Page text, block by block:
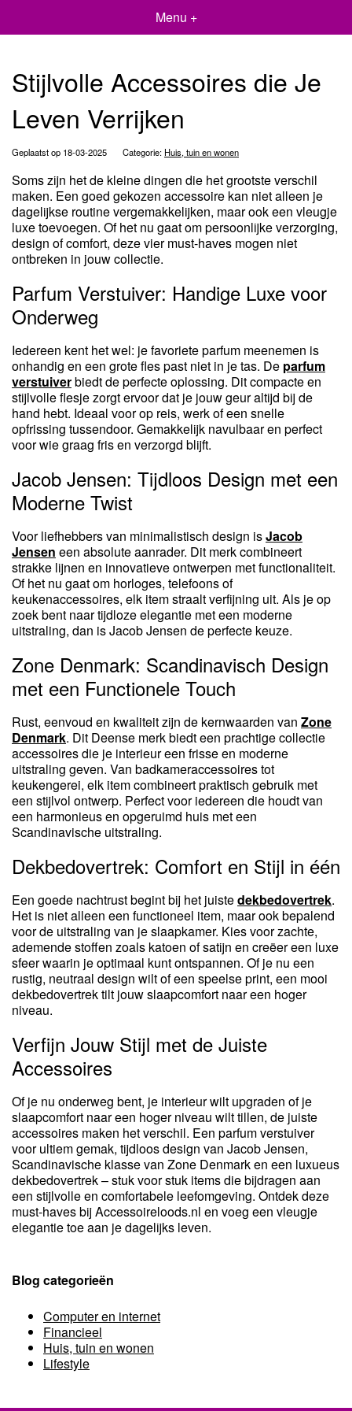
Menu +
Stijlvolle Accessoires die Je
Leven Verrijken
Geplaatst op 18-03-2025 Categorie: Huis, tuin en wonen
Soms zijn het de kleine dingen die het grootste verschil
maken. Een goed gekozen accessoire kan niet alleen je
dagelijkse routine vergemakkelijken, maar ook een vleugje
luxe toevoegen. Of het nu gaat om persoonlijke verzorging,
design of comfort, deze vier must-haves mogen niet
ontbreken in jouw collectie.
Parfum Verstuiver: Handige Luxe voor
Onderweg
Iedereen kent het wel: je favoriete parfum meenemen is
onhandig en een grote fles past niet in je tas. De parfum
verstuiverbiedt de perfecte oplossing. Dit compacte en
stijlvolle flesje zorgt ervoor dat je jouw geur altijd bij de
hand hebt. Ideaal voor op reis, werk of een snelle
opfrissing tussendoor. Gemakkelijk navulbaar en perfect
voor wie graag fris en verzorgd blijft.
Jacob Jensen: Tijdloos Design met een
Moderne Twist
Voor liefhebbers van minimalistisch design isJacob
Jensen een absolute aanrader. Dit merk combineert
strakke lijnen en innovatieve ontwerpen met functionaliteit.
Of het nu gaat om horloges, telefoons of
keukenaccessoires, elk item straalt verfijning uit. Als je op
zoek bent naar tijdloze elegantie met een moderne
uitstraling, dan is Jacob Jensen de perfecte keuze.
Zone Denmark: Scandinavisch Design
met een Functionele Touch
Rust, eenvoud en kwaliteit zijn de kernwaarden van Zone
Denmark. Dit Deense merk biedt een prachtige collectie
accessoires die je interieur een frisse en moderne
uitstraling geven. Van badkameraccessoires tot
keukengerei, elk item combineert praktisch gebruik met
een stijlvol ontwerp. Perfect voor iedereen die houdt van
een harmonieus en opgeruimd huis met een
Scandinavische uitstraling.
Dekbedovertrek: Comfort en Stijl in één
Een goede nachtrust begint bij het juistedekbedovertrek.
Het is niet alleen een functioneel item, maar ook bepalend
voor de uitstraling van je slaapkamer. Kies voor zachte,
ademende stoffen zoals katoen of satijn en creëer een luxe
sfeer waarin je optimaal kunt ontspannen. Of je nu een
rustig, neutraal design wilt of een speelse print, een mooi
dekbedovertrek tilt jouw slaapcomfort naar een hoger
niveau.
Verfijn Jouw Stijl met de Juiste
Accessoires
Of je nu onderweg bent, je interieur wilt upgraden of je
slaapcomfort naar een hoger niveau wilt tillen, de juiste
accessoires maken het verschil. Een parfum verstuiver
voor ultiem gemak, tijdloos design van Jacob Jensen,
Scandinavische klasse van Zone Denmark en een luxueus
dekbedovertrek – stuk voor stuk items die bijdragen aan
een stijlvolle en comfortabele leefomgeving. Ontdek deze
must-haves bij Accessoireloods.nl en voeg een vleugje
elegantie toe aan je dagelijks leven.
Blog categorieën
Computer en internet
Financieel
Huis, tuin en wonen
Lifestyle